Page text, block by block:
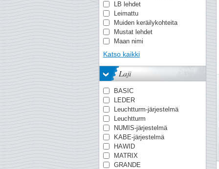
Maksimikortit
Mission-kilotavaraa
Pergamiinikuoria
Pienoisarkkkeja
Postikortin
Postimerkkejä/sarjoja
Postimerkkiluettelo
Postimerkkivihkoja
Postin sinetöimää
kilotavaraa
Prestige-vihkoja
Puhdistus
Vesileimanetsijä
Vuosikirjoja
Vuosilajitelmia
Yksittäisiä
postimerkkejä/sarj
LB lehdet
Leimattu
Muiden keräilykohteita
Mustat lehdet
Maan nimi
Neutraali lehtiä
Normal (ilman
suojataskuja)
Otsikko vaakuna
Postituore
Rengaskannet
Setelikansioita
SF (suojataskuilla)
Suojakotelo
Katso kaikki
Laji
BASIC
LEDER
Leuchtturm-järjestelmä
Leuchtturm
NUMIS-järjestelmä
KABE-järjestelmä
HAWID
MATRIX
GRANDE